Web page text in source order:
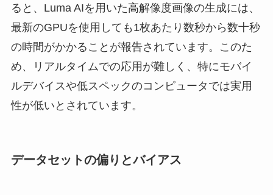
ると、Luma AIを用いた高解像度画像の生成には、
最新のGPUを使用しても1枚あたり数秒から数十秒
の時間がかかることが報告されています。このた
め、リアルタイムでの応用が難しく、特にモバイ
ルデバイスや低スペックのコンピュータでは実用
性が低いとされています。
データセットの偏りとバイアス